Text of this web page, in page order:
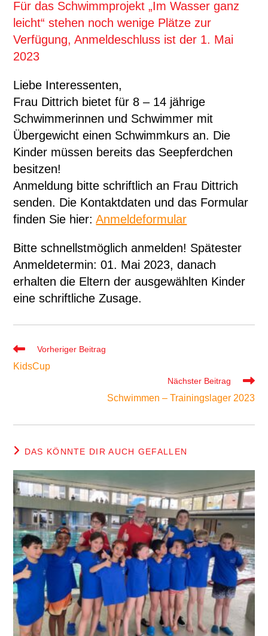
Für das Schwimmprojekt „Im Wasser ganz
leicht“ stehen noch wenige Plätze zur
Verfügung, Anmeldeschluss ist der 1. Mai
2023
Liebe Interessenten,
Frau Dittrich bietet für 8 – 14 jährige
Schwimmerinnen und Schwimmer mit
Übergewicht einen Schwimmkurs an. Die
Kinder müssen bereits das Seepferdchen
besitzen!
Anmeldung bitte schriftlich an Frau Dittrich
senden. Die Kontaktdaten und das Formular
finden Sie hier:Anmeldeformular
Bitte schnellstmöglich anmelden! Spätester
Anmeldetermin: 01. Mai 2023, danach
erhalten die Eltern der ausgewählten Kinder
eine schriftliche Zusage.
Weitere
ansehen
Vorheriger Beitrag
KidsCup
Nächster Beitrag
Schwimmen – Trainingslager 2023
DAS KÖNNTE DIR AUCH GEFALLEN